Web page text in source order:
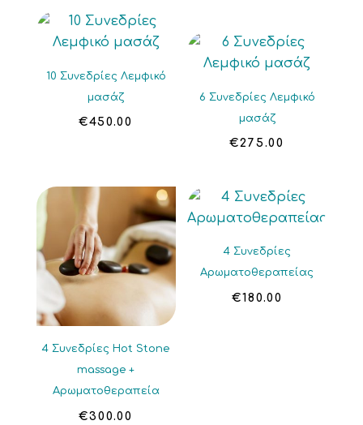
10 Συνεδρίες Λεμφικό
μασάζ
€450.00
6 Συνεδρίες Λεμφικό
μασάζ
€275.00
4 Συνεδρίες Hot Stone
massage +
Αρωματοθεραπεία
€300.00
4 Συνεδρίες
Αρωματοθεραπείας
€180.00